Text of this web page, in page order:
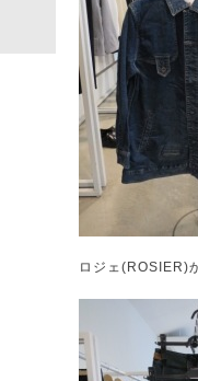
ロジェ(ROSIER)